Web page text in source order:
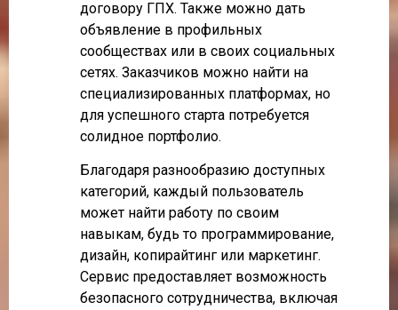
договору ГПХ. Также можно дать
объявление в профильных
сообществах или в своих социальных
сетях. Заказчиков можно найти на
специализированных платформах, но
для успешного старта потребуется
солидное портфолио.
Благодаря разнообразию доступных
категорий, каждый пользователь
может найти работу по своим
навыкам, будь то программирование,
дизайн, копирайтинг или маркетинг.
Сервис предоставляет возможность
безопасного сотрудничества, включая